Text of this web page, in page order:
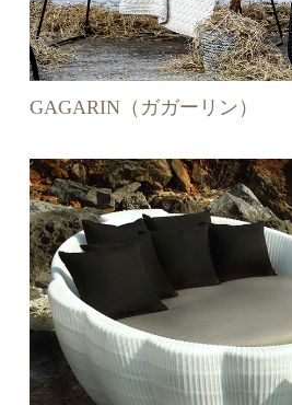
GAGARIN（ガガーリン）